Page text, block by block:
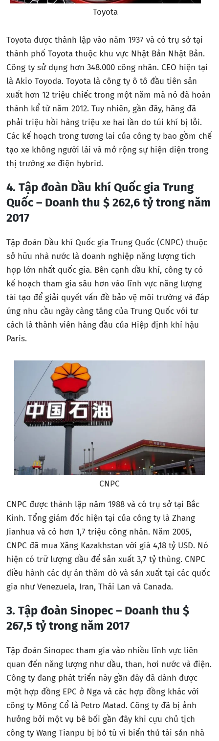
Toyota
Toyota được thành lập vào năm 1937 và có trụ sở tại
thành phố Toyota thuộc khu vực Nhật Bản Nhật Bản.
Công ty sử dụng hơn 348.000 công nhân. CEO hiện tại
là Akio Toyoda. Toyota là công ty ô tô đầu tiên sản
xuất hơn 12 triệu chiếc trong một năm mà nó đã hoàn
thành kể từ năm 2012. Tuy nhiên, gần đây, hãng đã
phải triệu hồi hàng triệu xe hai lần do túi khí bị lỗi.
Các kế hoạch trong tương lai của công ty bao gồm chế
tạo xe không người lái và mở rộng sự hiện diện trong
thị trường xe điện hybrid.
4. Tập đoàn Dầu khí Quốc gia Trung
Quốc – Doanh thu $ 262,6 tỷ trong năm
2017
Tập đoàn Dầu khí Quốc gia Trung Quốc (CNPC) thuộc
sở hữu nhà nước là doanh nghiệp năng lượng tích
hợp lớn nhất quốc gia. Bên cạnh dầu khí, công ty có
kế hoạch tham gia sâu hơn vào lĩnh vực năng lượng
tái tạo để giải quyết vấn đề bảo vệ môi trường và đáp
ứng nhu cầu ngày càng tăng của Trung Quốc với tư
cách là thành viên hàng đầu của Hiệp định khí hậu
Paris.
CNPC
CNPC được thành lập năm 1988 và có trụ sở tại Bắc
Kinh. Tổng giám đốc hiện tại của công ty là Zhang
Jianhua và có hơn 1,7 triệu công nhân. Năm 2005,
CNPC đã mua Xăng Kazakhstan với giá 4,18 tỷ USD. Nó
hiện có trữ lượng dầu để sản xuất 3,7 tỷ thùng. CNPC
điều hành các dự án thăm dò và sản xuất tại các quốc
gia như Venezuela, Iran, Thái Lan và Canada.
3. Tập đoàn Sinopec – Doanh thu $
267,5 tỷ trong năm 2017
Tập đoàn Sinopec tham gia vào nhiều lĩnh vực liên
quan đến năng lượng như dầu, than, hơi nước và điện.
Công ty đang phát triển này gần đây đã dành được
một hợp đồng EPC ở Nga và các hợp đồng khác với
công ty Mông Cổ là Petro Matad. Công ty đã bị ảnh
hưởng bởi một vụ bê bối gần đây khi cựu chủ tịch
công ty Wang Tianpu bị bỏ tù vì biển thủ tài sản nhà